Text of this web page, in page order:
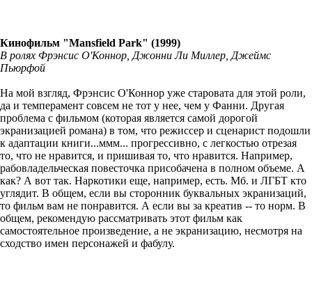
Кинофильм "Mansfield Park" (1999)
В ролях Фрэнсис О'Коннор, Джонни Ли Миллер, Джеймс
Пьюрфой
На мой взгляд, Фрэнсис О'Коннор уже старовата для этой роли,
да и темперамент совсем не тот у нее, чем у Фанни. Другая
проблема с фильмом (которая является самой дорогой
экранизацией романа) в том, что режиссер и сценарист подошли
к адаптации книги...ммм... прогрессивно, с легкостью отрезая
то, что не нравится, и пришивая то, что нравится. Например,
рабовладельческая повесточка присобачена в полном объеме. А
как? А вот так. Наркотики еще, например, есть. Мб. и ЛГБТ кто
углядит. В общем, если вы сторонник буквальных экранизаций,
то фильм вам не понравится. А если вы за креатив -- то норм. В
общем, рекомендую рассматривать этот фильм как
самостоятельное произведение, а не экранизацию, несмотря на
сходство имен персонажей и фабулу.